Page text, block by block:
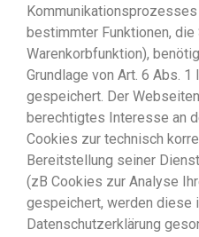
bestimmter Funktionen,
Warenkorbfunktion),
Grundlage von Art. 6 Abs. 1
gespeichert. Der
berechtigtes Interesse an
Cookies zur technisch
Bereitstellung seiner
(zB Cookies zur Analyse
gespeichert, werden diese
Datenschutzerklärung